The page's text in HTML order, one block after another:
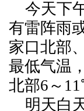
今天下
有雷阵雨
家口北部
最低气温
北部6～
明天白